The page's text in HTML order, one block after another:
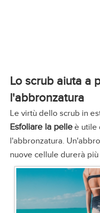
Lo scrub aiuta a
l'abbronzatura
Le virtù dello scrub in
Esfoliare la pelle è utile
l'abbronzatura.
nuove cellule durerà più